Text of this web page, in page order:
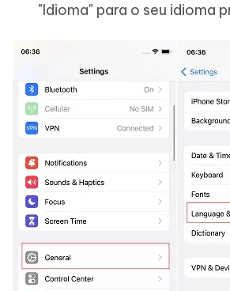
"Idioma" para o seu idioma